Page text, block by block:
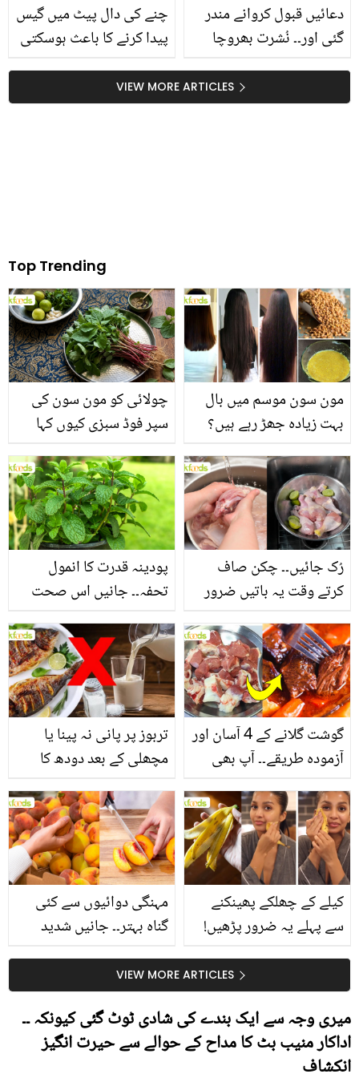
چنے کی دال پیٹ میں گیس
پیدا کرنے کا باعث ہوسکتی
ہے اس کو پکانے سے قبل یہ
ایک کام کر لیں جس سے
اس کے فوائد میں بھی
دعائیں قبول کروانے مندر
گئی اور۔۔ نُشرت بھروچا
مسلم ہونے کے باوجود
'وِرَت' کیوں رکھتی ہیں؟
عقیدے کے بارے میں کھل
VIEW MORE ARTICLES
Top Trending
چولائی کو مون سون کی
سپر فوڈ سبزی کیوں کہا
جاتا ہے؟ جانیں وٹامنز،
منرلز اور اینٹی آکسیڈنٹس
سے بھرپور اس سبزی کے
فائدے
مون سون موسم میں بال
بہت زیادہ جھڑ رہے ہیں؟
جانیں بالوں کو مضبوط
بنانے کے چند قدرتی طریقے
پودینہ قدرت کا انمول
تحفہ۔۔ جانیں اس صحت
بخش پتوں کے 10 حیرت
انگیز طبی فوائد
رُک جائیں۔۔ چکن صاف
کرتے وقت یہ باتیں ضرور
یاد رکھیں
تربوز پر پانی نہ پینا یا
مچھلی کے بعد دودھ کا
استعمال۔۔ جانیں کھانوں
سے متعلق غلط فہمیوں کی
حقیقت کیا ہے اور افواہ
کیا؟
گوشت گلانے کے 4 آسان اور
آزمودہ طریقے۔۔ آپ بھی
جانیں انٹرنیشنل شیف کے
بتائے راز
مہنگی دوائیوں سے کئی
گناہ بہتر۔۔ جانیں شدید
گرمی کے موسم میں آڑو
کیوں کھانا چاہیے؟
کیلے کے چھلکے پھینکنے
سے پہلے یہ ضرور پڑھیں!
جلد کے 3 بڑے مسائل کا
سستا اور قدرتی حلVIEW MORE ARTICLES
میری وجہ سے ایک بندے کی شادی ٹوٹ گئی کیونکہ ۔۔
اداکار منیب بٹ کا مداح کے حوالے سے حیرت انگیز
انکشاف